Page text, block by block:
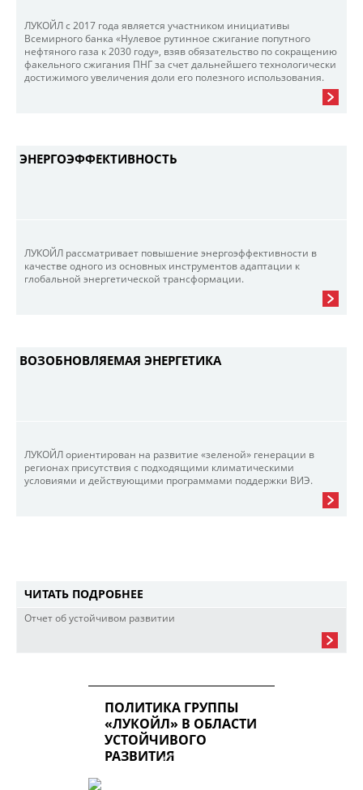
ЛУКОЙЛ с 2017 года является участником инициативы
Всемирного банка «Нулевое рутинное сжигание попутного
нефтяного газа к 2030 году», взяв обязательство по сокращению
факельного сжигания ПНГ за счет дальнейшего технологически
достижимого увеличения доли его полезного использования.
ЭНЕРГОЭФФЕКТИВНОСТЬ
ЛУКОЙЛ рассматривает повышение энергоэффективности в
качестве одного из основных инструментов адаптации к
глобальной энергетической трансформации.
ВОЗОБНОВЛЯЕМАЯ ЭНЕРГЕТИКА
ЛУКОЙЛ ориентирован на развитие «зеленой» генерации в
регионах присутствия с подходящими климатическими
условиями и действующими программами поддержки ВИЭ.
ЧИТАТЬ ПОДРОБНЕЕ
Отчет об устойчивом развитии
ПОЛИТИКА ГРУППЫ
«ЛУКОЙЛ» В ОБЛАСТИ
УСТОЙЧИВОГО
РАЗВИТИЯ